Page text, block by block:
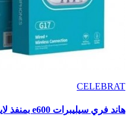
CELEBRAT
هاند فري سيليبرات e600 بمنفذ لايتنينج للايفون